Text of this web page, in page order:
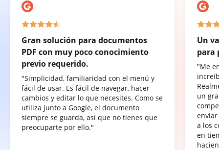
Gran solución para documentos
PDF con muy poco conocimiento
previo requerido.
"Simplicidad, familiaridad con el menú y
fácil de usar. Es fácil de navegar, hacer
cambios y editar lo que necesites. Como se
utiliza junto a Google, el documento
siempre se guarda, así que no tienes que
preocuparte por ello."
Un
para
"Me
un
a los
en